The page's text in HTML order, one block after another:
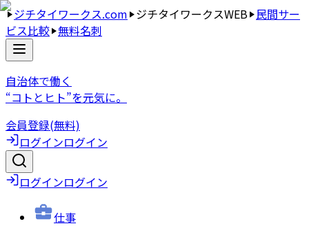
ジチタイワークス.com ジチタイワークスWEB 民間サー
ビス比較 無料名刺
自治体で働く
“コトとヒト”を元気に。
会員登録(無料)
ログインログイン
ログインログイン
仕事